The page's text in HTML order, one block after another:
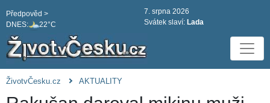
DNES: 22°C
Předpověd >
7. srpna 2026
Svátek slaví: Lada
ŽivotvČesku.cz AKTUALITY